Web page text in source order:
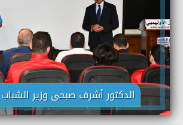
الدكتور أشرف صبحى وزير الشباب